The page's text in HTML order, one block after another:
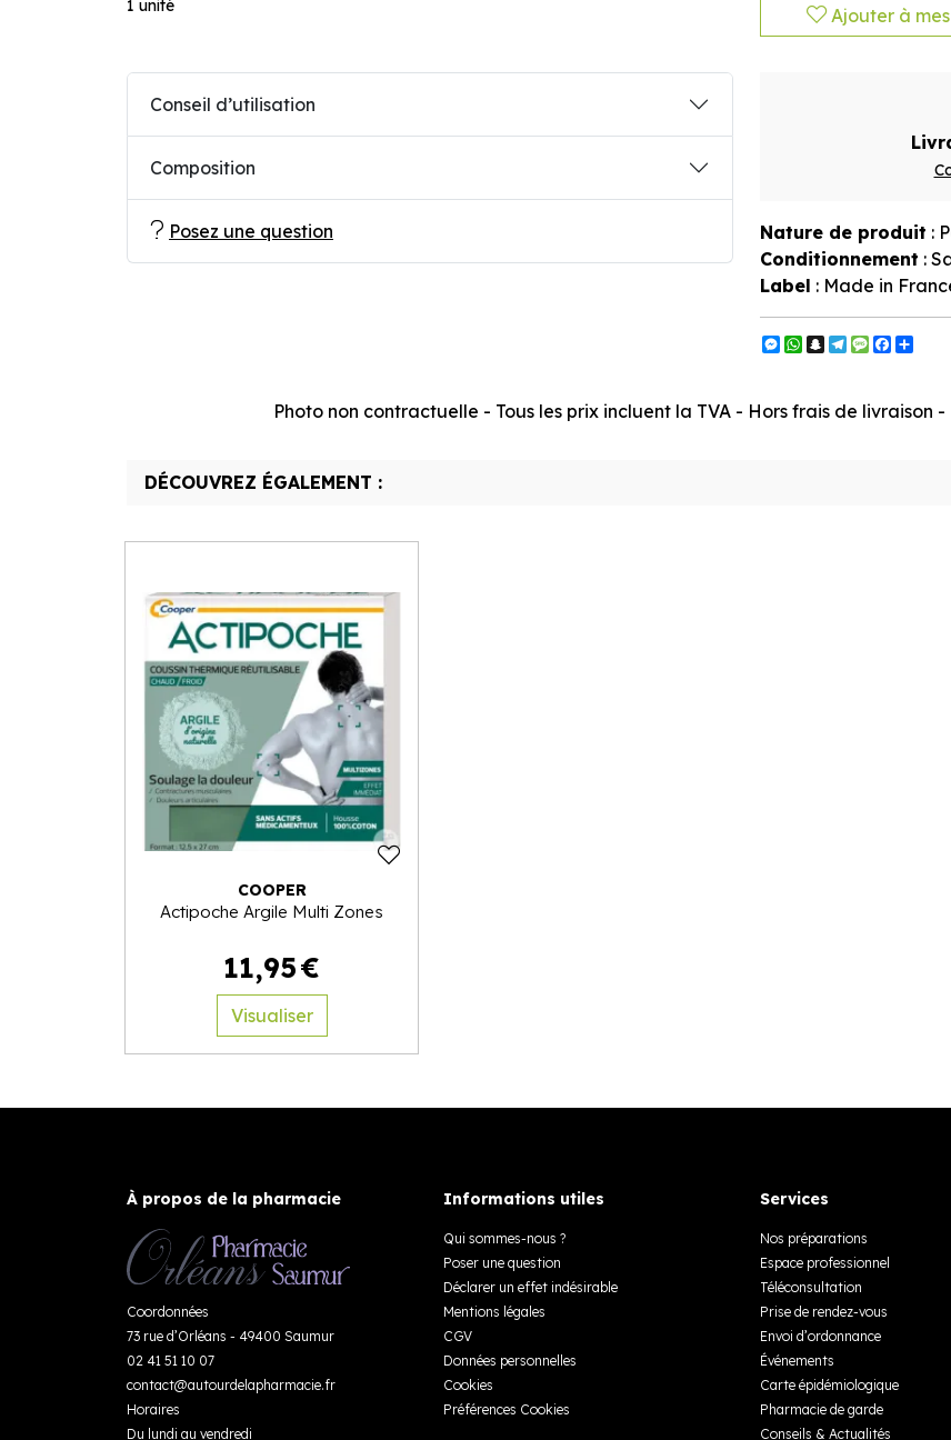
1 unité Ajouter à
Conseil d’utilisation
Composition
Posez une question Nature de produit :
Conditionnement :
Label : Made in
Messenger
WhatsApp
Snapchat
Telegram
Message
Photo non contractuelle - Tous les prix incluent la TVA - Hors frais de livraison
DÉCOUVREZ ÉGALEMENT :
COOPER
Actipoche Argile Multi Zones
11,95€
Visualiser
À propos de la pharmacie
Coordonnées
73 rue d’Orléans - 49400 Saumur
02 41 51 10 07
contact@autourdelapharmacie.fr
Horaires
Du lundi au vendredi
Informations utiles
Qui sommes-nous ?
Poser une question
Déclarer un effet indésirable
Mentions légales
CGV
Données personnelles
Cookies
Préférences Cookies
Services
Nos préparations
Espace professionnel
Téléconsultation
Prise de rendez-vous
Envoi d’ordonnance
Événements
Carte épidémiologique
Pharmacie de garde
Conseils & Actualités